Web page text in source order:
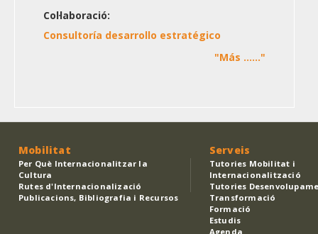
Col·laboració:
Consultoría desarrollo estratégico
"Más ......"
Mobilitat
Per Què Internacionalitzar la
Cultura
Rutes d'Internacionalizació
Publicacions, Bibliografia i Recursos
Serveis
Tutories Mobilitat i
Internacionalització
Tutories
Transformació
Formació
Estudis
Agenda